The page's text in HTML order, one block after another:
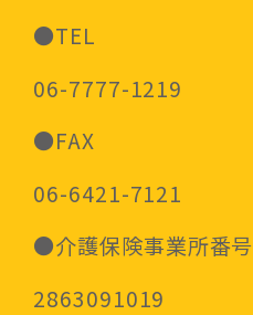
●TEL
06-7777-1219
●FAX
06-6421-7121
●介護保険事業所番号
2863091019